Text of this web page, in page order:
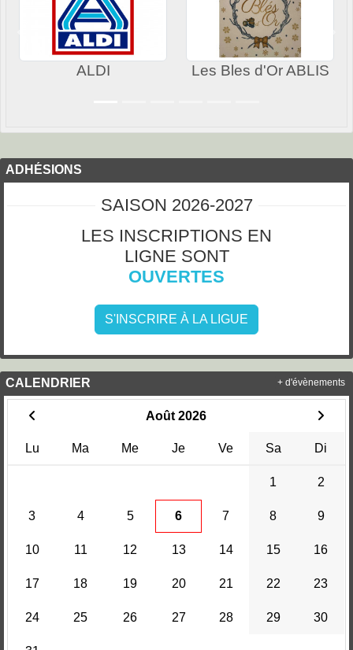
ALDI Les Bles d'Or ABLIS
Précedent
ADHÉSIONS
SAISON 2026-2027
LES INSCRIPTIONS EN
LIGNE SONT
OUVERTES
S'INSCRIRE À LA LIGUE
CALENDRIER
Août 2026
Lu Ma Me Je Ve Sa Di
1 2
3 4 5 6 7 8 9
10 11 12 13 14 15 16
17 18 19 20 21 22 23
24 25 26 27 28 29 30
+ d'évènements